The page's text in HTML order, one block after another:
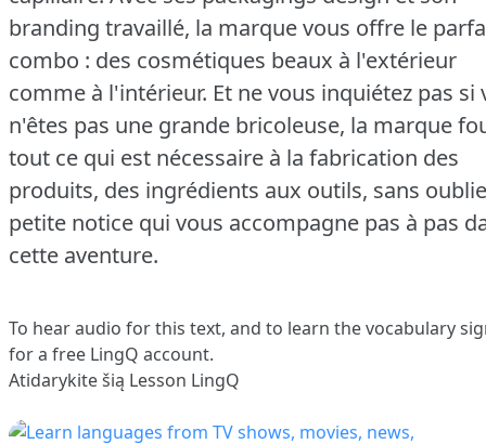
branding travaillé, la marque vous offre le
combo : des cosmétiques beaux à l'extérieur
comme à l'intérieur. Et ne vous inquiétez pas si
n'êtes pas une grande bricoleuse, la marque
tout ce qui est nécessaire à la fabrication des
produits, des ingrédients aux outils, sans
petite notice qui vous accompagne pas à pas
cette aventure.
To hear audio for this text, and to learn the vocabulary
for a free LingQ account.
Atidarykite šią Lesson LingQ